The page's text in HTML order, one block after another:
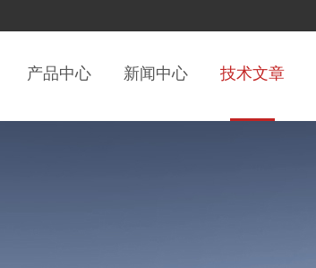
产品中心 新闻中心 技术文章